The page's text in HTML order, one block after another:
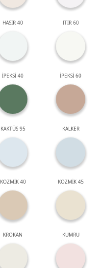
HASIR 40 ITIR 60
İPEKSİ 40 İPEKSİ 60
KAKTÜS 95 KALKER
KOZMİK 40 KOZMİK 45
KROKAN KUMRU